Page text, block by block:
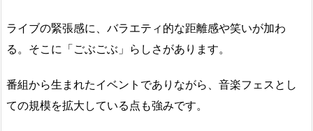
ライブの緊張感に、バラエティ的な距離感や笑いが加わ
る。そこに「ごぶごぶ」らしさがあります。
番組から生まれたイベントでありながら、音楽フェスとし
ての規模を拡大している点も強みです。